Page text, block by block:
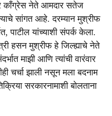
काँग्रेस नेते आमदार सतेज
सांगत आहे. दरम्यान मुश्रीफ
पाटील यांच्याशी संपर्क केला.
हसन मुश्रीफ हे जिल्ह्याचे नेते
माझी आणि त्यांची वारंवार
चर्चा झाली नसून मला बदनाम
सरकारनामाशी बोलताना